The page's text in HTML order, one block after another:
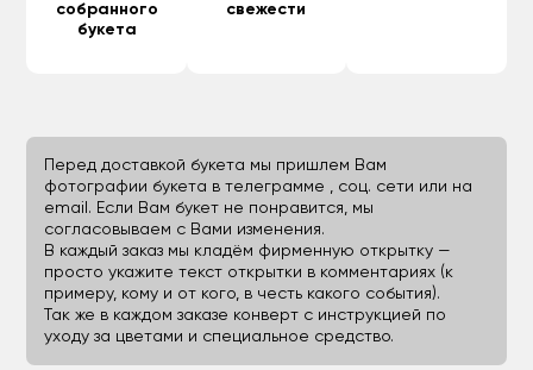
собранного
букета
свежести
Перед доставкой букета мы пришлем Вам
фотографии букета в телеграмме , соц. сети или на
email. Если Вам букет не понравится, мы
согласовываем с Вами изменения.
В каждый заказ мы кладём фирменную открытку —
просто укажите текст открытки в комментариях (к
примеру, кому и от кого, в честь какого события).
Так же в каждом заказе конверт с инструкцией по
уходу за цветами и специальное средство.